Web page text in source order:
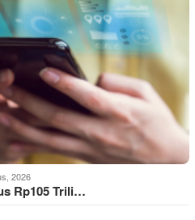
2026
Rp105 Trili…